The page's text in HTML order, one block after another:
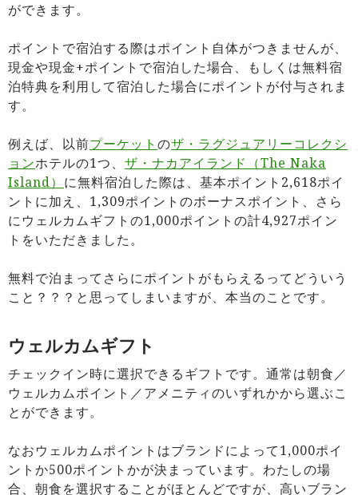
ができます。
ポイントで宿泊する際はポイント自体がつきませんが、
現金や現金+ポイントで宿泊した場合、もしくは無料宿
泊特典を利用して宿泊した場合にポイントが付与されま
す。
例えば、以前プーケット のザ・ラグジュアリーコレクシ
ョンホテルの1つ、 ザ・ナカアイランド（The Naka
Island） に無料宿泊した際は、基本ポイント2,618ポイ
ントに加え、1,309ポイントのボーナスポイント、さら
にウェルカムギフトの1,000ポイントの計4,927ポイン
トをいただきました。
無料で泊まってさらにポイントがもらえるってどういう
こと？？？と思ってしまいますが、本当のことです。
ウェルカムギフト
チェックイン時に選択できるギフトです。通常は朝食／
ウェルカムポイント／アメニティのいずれかから選ぶこ
とができます。
なおウェルカムポイントはブランドによって1,000ポイ
ントか500ポイントかが決まっています。わたしの場
合、朝食を選択することがほとんどですが、高いブラン